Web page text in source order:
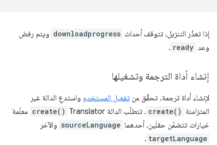
إذا تعذّر التنزيل، تتوقف أحداث downloadprogress ويتم رفض
وعد ready
.
إنشاء أداة الترجمة وتشغيلها
لإنشاء أداة ترجمة، تحقَّق من تفعيل المستخدم واستدعِ الدالة غير
المتزامنة create() . تتطلّب الدالة Translator create() معلَمة
خيارات تتضمّن حقلَين، أحدهما sourceLanguage والآخر
targetLanguage
.